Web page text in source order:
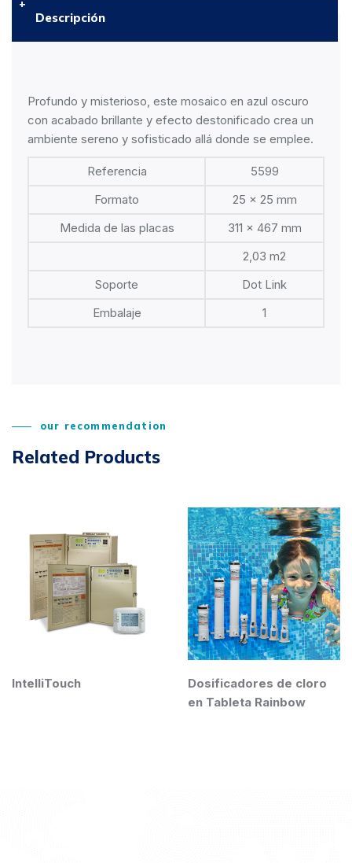
Descripción
Profundo y misterioso, este mosaico en azul oscuro
con acabado brillante y efecto destonificado crea un
ambiente sereno y sofisticado allá donde se emplee.
Referencia
5599
Formato
25 x 25 mm
Medida de las placas
311 x 467 mm
2,03 m2
Soporte
Dot Link
Embalaje
1
our recommendation
Related Products
IntelliTouch
Dosificadores de cloro
en Tableta Rainbow